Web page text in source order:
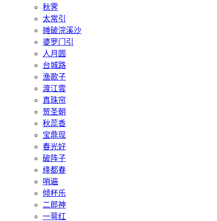
秋霁
太常引
摊破浣溪沙
婆罗门引
人月圆
台城路
渔歌子
渡江雲
真珠帘
贺圣朝
秋蕊香
宝鼎现
春光好
破阵子
绛都春
哨遍
倾杯乐
二郎神
一萼红